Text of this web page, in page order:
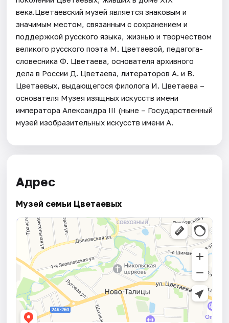
века.Цветаевский музей является знаковым и
значимым местом, связанным с сохранением и
поддержкой русского языка, жизнью и творчеством
великого русского поэта М. Цветаевой, педагога-
словесника Ф. Цветаева, основателя архивного
дела в России Д. Цветаева, литераторов А. и В.
Цветаевых, выдающегося филолога И. Цветаева –
основателя Музея изящных искусств имени
императора Александра III (ныне – Государственный
музей изобразительных искусств имени А.
Адрес
Музей семьи Цветаевых